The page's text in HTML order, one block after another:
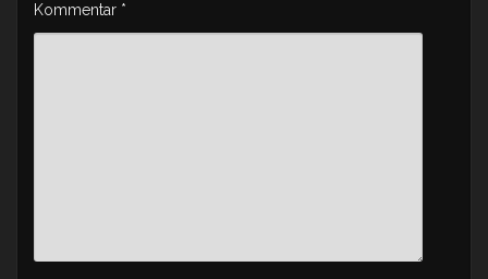
Kommentar *